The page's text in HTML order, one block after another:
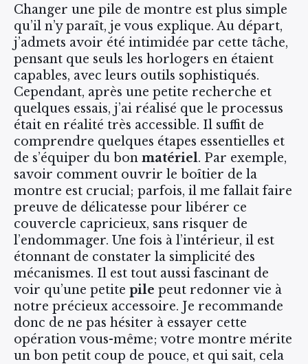
Changer une pile de montre est plus simple
qu’il n’y paraît, je vous explique. Au départ,
j’admets avoir été intimidée par cette tâche,
pensant que seuls les horlogers en étaient
capables, avec leurs outils sophistiqués.
Cependant, après une petite recherche et
quelques essais, j’ai réalisé que le processus
était en réalité très accessible. Il suffit de
comprendre quelques étapes essentielles et
de s’équiper du bon matériel. Par exemple,
savoir comment ouvrir le boîtier de la
montre est crucial; parfois, il me fallait faire
preuve de délicatesse pour libérer ce
couvercle capricieux, sans risquer de
l’endommager. Une fois à l’intérieur, il est
étonnant de constater la simplicité des
mécanismes. Il est tout aussi fascinant de
voir qu’une petite pile peut redonner vie à
notre précieux accessoire. Je recommande
donc de ne pas hésiter à essayer cette
opération vous-même; votre montre mérite
un bon petit coup de pouce, et qui sait, cela